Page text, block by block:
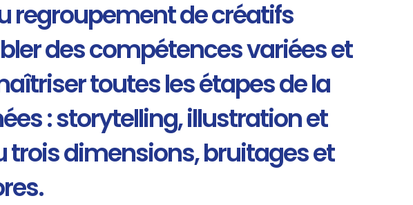
regroupement de créatifs
des compétences variées et
toutes les étapes de la
: storytelling, illustration et
trois dimensions, bruitages et